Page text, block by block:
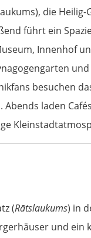
die Heilig-
führt ein
Innenhof
besuchen
laden
(Rātslaukums) in
und ein